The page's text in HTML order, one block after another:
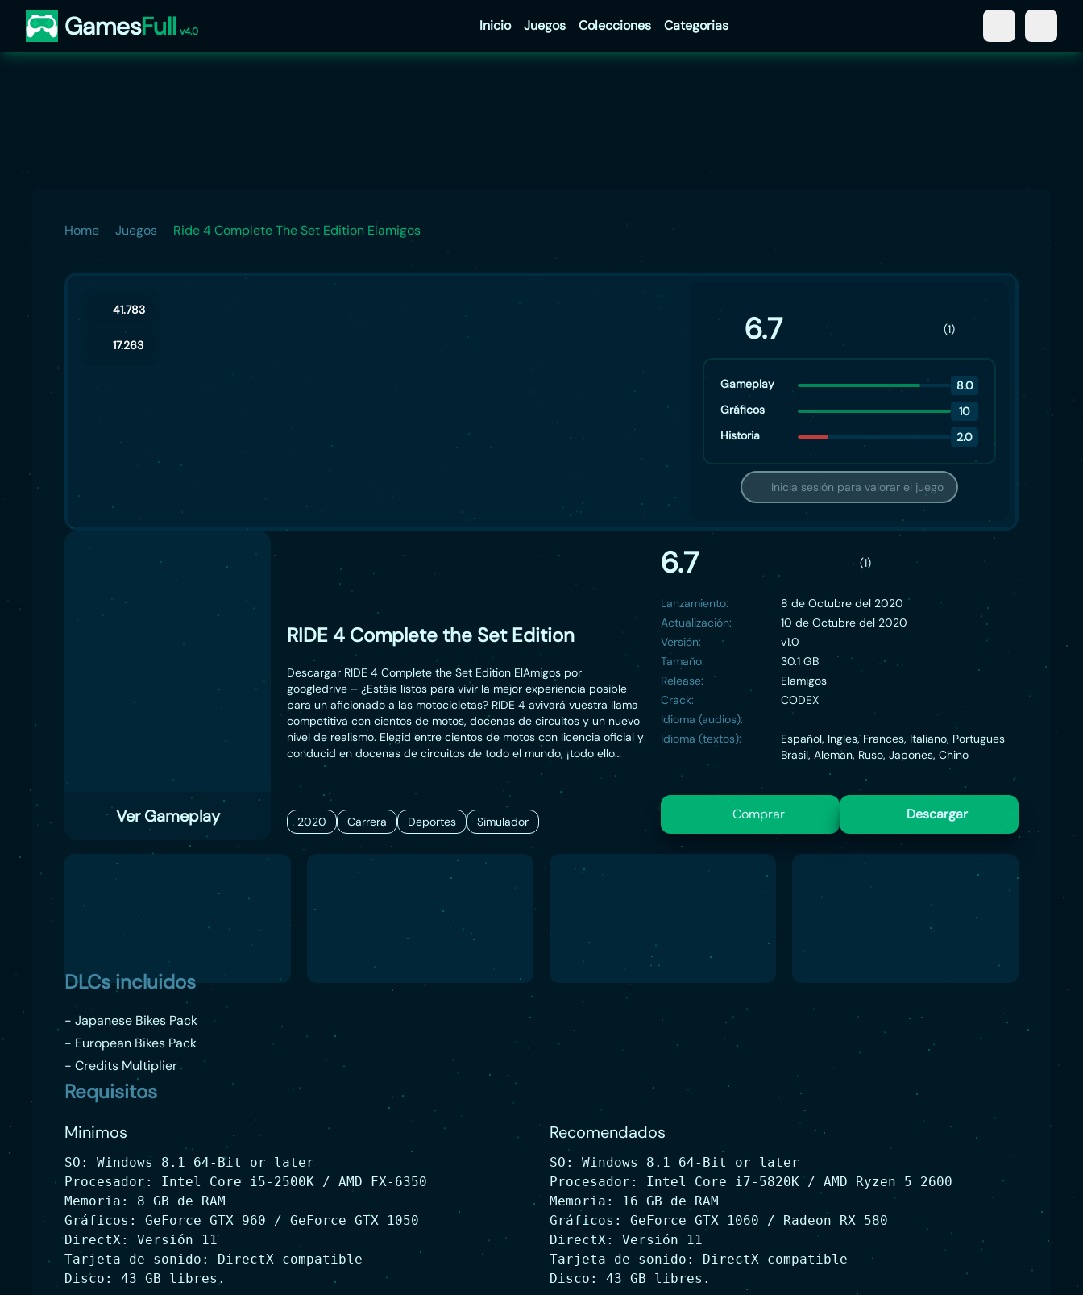
GamesFull v4.0 Inicio Juegos Colecciones Categorias
Home Juegos Ride 4 Complete The Set Edition Elamigos
41.783
17.263 6.7 (1)
Gameplay
8.0
Gráficos
10
Historia
2.0
Inicia sesión para valorar el juego
Ver Gameplay
RIDE 4 Complete the Set Edition
Descargar RIDE 4 Complete the Set Edition ElAmigos por
googledrive – ¿Estáis listos para vivir la mejor experiencia posible
para un aficionado a las motocicletas? RIDE 4 avivará vuestra llama
competitiva con cientos de motos, docenas de circuitos y un nuevo
nivel de realismo. Elegid entre cientos de motos con licencia oficial y
conducid en docenas de circuitos de todo el mundo, ¡todo ello
diseñado con un extraordinario nivel de detalle! Cada uno de los
elementos se ha diseñado a partir de datos de CAD y escaneado
láser y en 3D para lograr una precisión milimétrica y permitir que
disfrutéis de la mejor experiencia sobre dos ruedas.
2020 Carrera Deportes Simulador
6.7 (1)
Lanzamiento:
8 de Octubre del 2020
Actualización:
10 de Octubre del 2020
Versión:
v1.0
Tamaño:
30.1 GB
Release:
Elamigos
Crack:
CODEX
Idioma (audios):
Idioma (textos):
Español, Ingles, Frances, Italiano, Portugues
Brasil, Aleman, Ruso, Japones, Chino
Comprar Descargar
DLCs incluidos
- Japanese Bikes Pack
- European Bikes Pack
- Credits Multiplier
Requisitos
Minimos
SO: Windows 8.1 64-Bit or later
Procesador: Intel Core i5-2500K / AMD FX-6350
Memoria: 8 GB de RAM
Gráficos: GeForce GTX 960 / GeForce GTX 1050
DirectX: Versión 11
Tarjeta de sonido: DirectX compatible
Disco: 43 GB libres.
Recomendados
SO: Windows 8.1 64-Bit or later
Procesador: Intel Core i7-5820K / AMD Ryzen 5 2600
Memoria: 16 GB de RAM
Gráficos: GeForce GTX 1060 / Radeon RX 580
DirectX: Versión 11
Tarjeta de sonido: DirectX compatible
Disco: 43 GB libres.